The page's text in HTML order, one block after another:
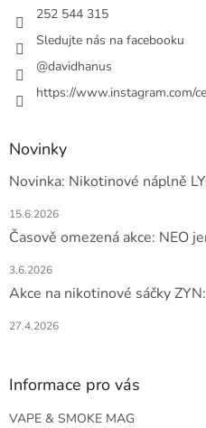
252 544 315
Sledujte nás na facebooku
@davidhanus
https://www.instagram.com/
Novinky
Novinka: Nikotinové náplně
15.6.2026
Časově omezená akce: NEO
3.6.2026
Akce na nikotinové sáčky
27.4.2026
Informace pro vás
VAPE & SMOKE MAG